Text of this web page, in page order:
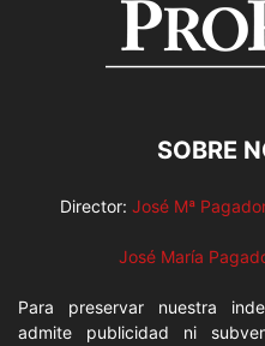
SOBRE
Director: José Mª
José María
Para preservar nuestra
admite publicidad ni